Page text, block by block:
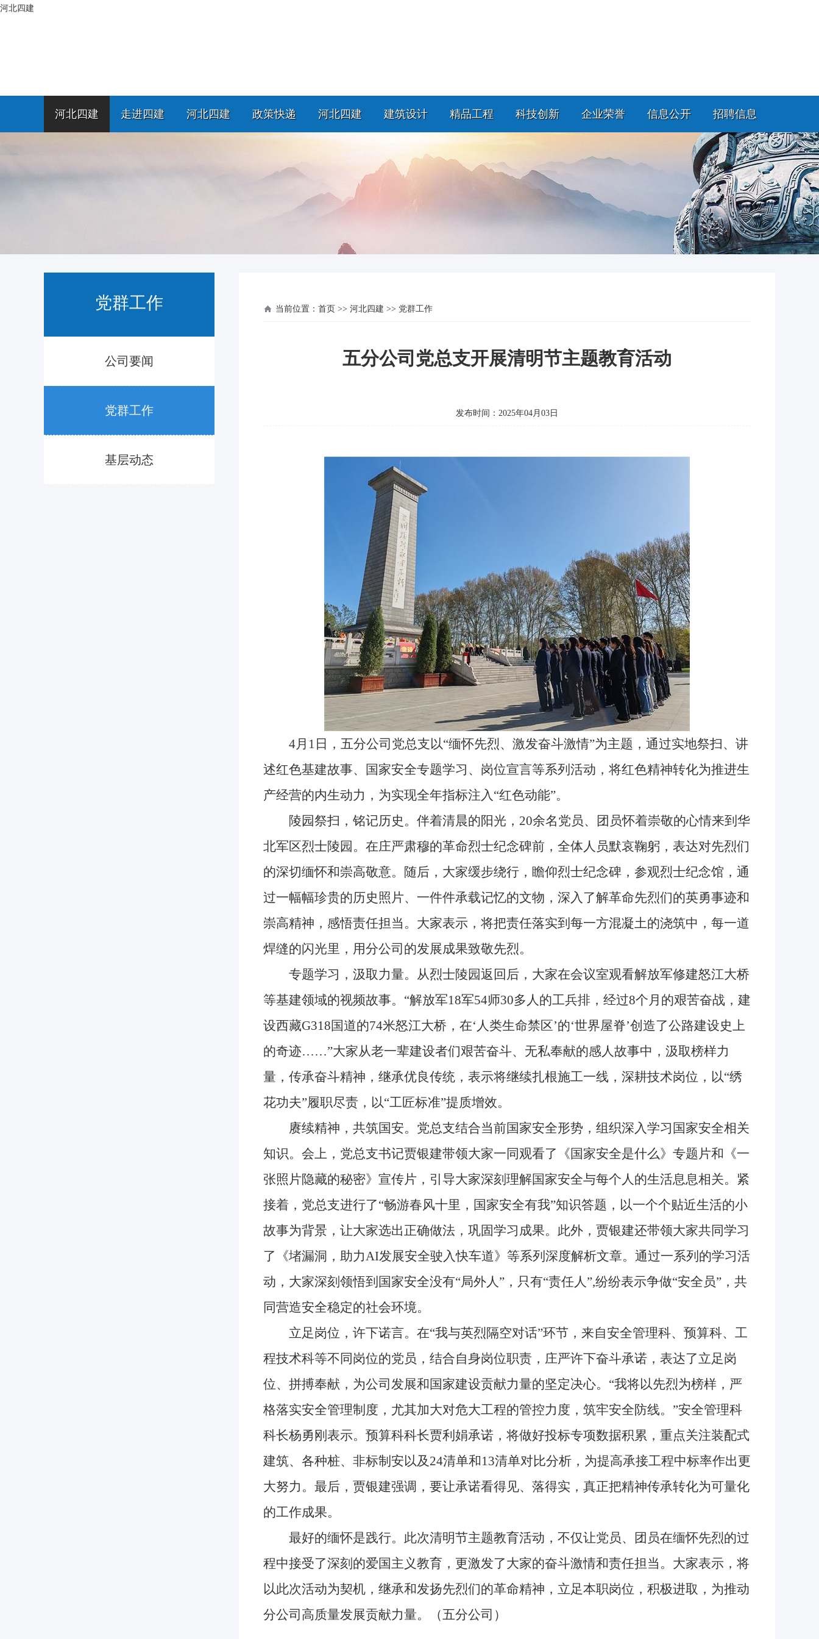
河北四建
河北四建 走进四建 河北四建 政策快递 河北四建 建筑设计 精品工程 科技创新 企业荣誉 信息公开 招聘信息
党群工作
公司要闻
党群工作
基层动态
当前位置： 首页 >> 河北四建 >> 党群工作
五分公司党总支开展清明节主题教育活动
发布时间：2025年04月03日
4月1日，五分公司党总支以“缅怀先烈、激发奋斗激情”为主题，通过实地祭扫、讲
述红色基建故事、国家安全专题学习、岗位宣言等系列活动，将红色精神转化为推进生
产经营的内生动力，为实现全年指标注入“红色动能”。
陵园祭扫，铭记历史。伴着清晨的阳光，20余名党员、团员怀着崇敬的心情来到华
北军区烈士陵园。在庄严肃穆的革命烈士纪念碑前，全体人员默哀鞠躬，表达对先烈们
的深切缅怀和崇高敬意。随后，大家缓步绕行，瞻仰烈士纪念碑，参观烈士纪念馆，通
过一幅幅珍贵的历史照片、一件件承载记忆的文物，深入了解革命先烈们的英勇事迹和
崇高精神，感悟责任担当。大家表示，将把责任落实到每一方混凝土的浇筑中，每一道
焊缝的闪光里，用分公司的发展成果致敬先烈。
专题学习，汲取力量。从烈士陵园返回后，大家在会议室观看解放军修建怒江大桥
等基建领域的视频故事。“解放军18军54师30多人的工兵排，经过8个月的艰苦奋战，建
设西藏G318国道的74米怒江大桥，在‘人类生命禁区’的‘世界屋脊’创造了公路建设史上
的奇迹……”大家从老一辈建设者们艰苦奋斗、无私奉献的感人故事中，汲取榜样力
量，传承奋斗精神，继承优良传统，表示将继续扎根施工一线，深耕技术岗位，以“绣
花功夫”履职尽责，以“工匠标准”提质增效。
赓续精神，共筑国安。党总支结合当前国家安全形势，组织深入学习国家安全相关
知识。会上，党总支书记贾银建带领大家一同观看了《国家安全是什么》专题片和《一
张照片隐藏的秘密》宣传片，引导大家深刻理解国家安全与每个人的生活息息相关。紧
接着，党总支进行了“畅游春风十里，国家安全有我”知识答题，以一个个贴近生活的小
故事为背景，让大家选出正确做法，巩固学习成果。此外，贾银建还带领大家共同学习
了《堵漏洞，助力AI发展安全驶入快车道》等系列深度解析文章。通过一系列的学习活
动，大家深刻领悟到国家安全没有“局外人”，只有“责任人”,纷纷表示争做“安全员”，共
同营造安全稳定的社会环境。
立足岗位，许下诺言。在“我与英烈隔空对话”环节，来自安全管理科、预算科、工
程技术科等不同岗位的党员，结合自身岗位职责，庄严许下奋斗承诺，表达了立足岗
位、拼搏奉献，为公司发展和国家建设贡献力量的坚定决心。“我将以先烈为榜样，严
格落实安全管理制度，尤其加大对危大工程的管控力度，筑牢安全防线。”安全管理科
科长杨勇刚表示。预算科科长贾利娟承诺，将做好投标专项数据积累，重点关注装配式
建筑、各种桩、非标制安以及24清单和13清单对比分析，为提高承接工程中标率作出更
大努力。最后，贾银建强调，要让承诺看得见、落得实，真正把精神传承转化为可量化
的工作成果。
最好的缅怀是践行。此次清明节主题教育活动，不仅让党员、团员在缅怀先烈的过
程中接受了深刻的爱国主义教育，更激发了大家的奋斗激情和责任担当。大家表示，将
以此次活动为契机，继承和发扬先烈们的革命精神，立足本职岗位，积极进取，为推动
分公司高质量发展贡献力量。（五分公司）